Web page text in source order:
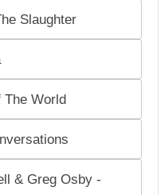
Slaughter
The World
& Greg Osby -